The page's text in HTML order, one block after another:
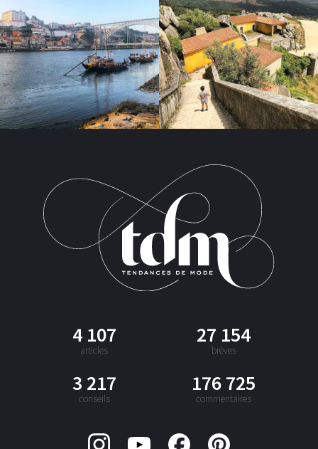
4 107
articles
27 154
brèves
3 217
conseils
176 725
commentaires